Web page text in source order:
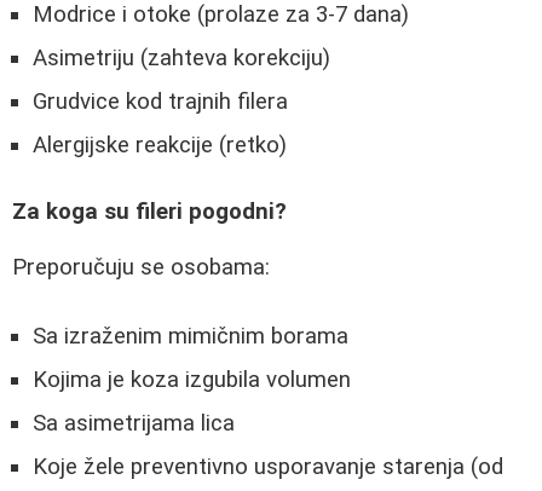
Modrice i otoke (prolaze za 3-7 dana)
Asimetriju (zahteva korekciju)
Grudvice kod trajnih filera
Alergijske reakcije (retko)
Za koga su fileri pogodni?
Preporučuju se osobama:
Sa izraženim mimičnim borama
Kojima je koza izgubila volumen
Sa asimetrijama lica
Koje žele preventivno usporavanje starenja (od